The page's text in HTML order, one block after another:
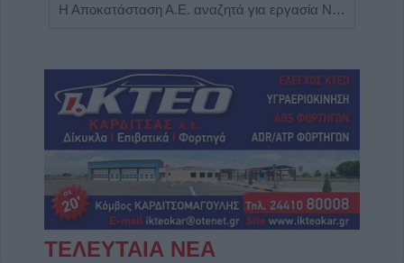
Η Αποκατάσταση Α.Ε. αναζητά για εργασία Νοσηλευτές και Βοηθούς Νοσηλευτές
ΤΕΛΕΥΤΑΙΑ ΝΕΑ